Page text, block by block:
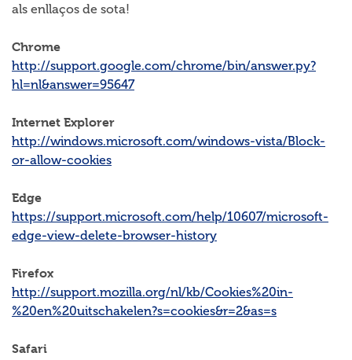
als enllaços de sota!
Chrome
http://support.google.com/chrome/bin/answer.py?
hl=nl&answer=95647
Internet Explorer
http://windows.microsoft.com/windows-vista/Block-
or-allow-cookies
Edge
https://support.microsoft.com/help/10607/microsoft-
edge-view-delete-browser-history
Firefox
http://support.mozilla.org/nl/kb/Cookies%20in-
%20en%20uitschakelen?s=cookies&r=2&as=s
Safari